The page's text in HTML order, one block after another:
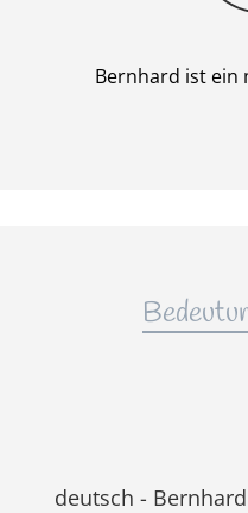
Bernhard ist ein
deutsch -